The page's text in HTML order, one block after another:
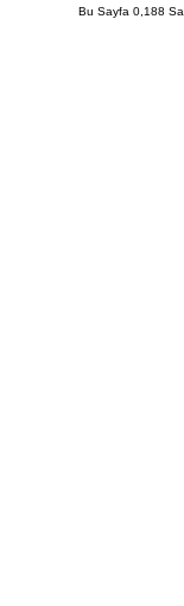
Bu Sayfa 0,188